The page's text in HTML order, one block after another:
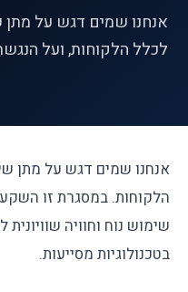
אנחנו שמים דגש על מתן
לכלל הלקוחות, ועל
אנחנו שמים דגש על מתן
הלקוחות. במסגרת זו
שימוש נוח וחוויה
בטכנולוגיות מסייעות.